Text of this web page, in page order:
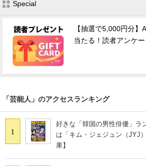
Special
【抽選で5,000円分
当たる！読者アンケ
「芸能人」のアクセスランキング
1
好きな「韓国の男性俳優」
は「キム・ジェジュン（JYJ
果】